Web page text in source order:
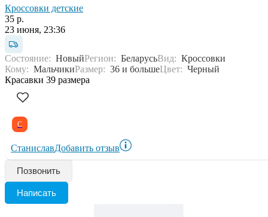
Кроссовки детские
35 р.
23 июня, 23:36
Состояние: НовыйРегион: БеларусьВид: Кроссовки
Кому: МальчикиРазмер: 36 и большеЦвет: Черный
Красавки 39 размера
С
СтаниславДобавить отзыв
Позвонить
Написать